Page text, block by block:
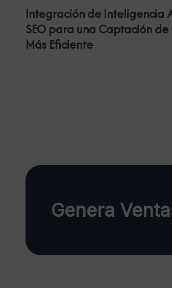
Integración de Inteligencia
SEO para una Captación
Más Eficiente
Genera